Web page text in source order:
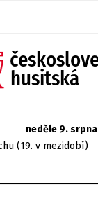
neděle 9. srpna
(19. v mezidobí)